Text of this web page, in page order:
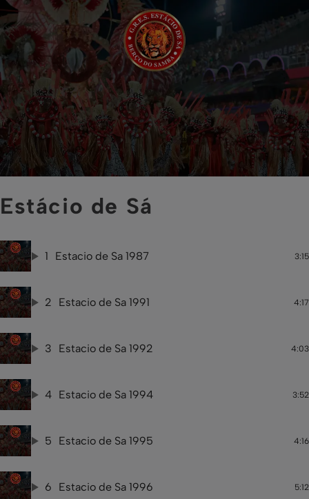
Estácio de Sá
1 Estacio de Sa 1987 3:15
2 Estacio de Sa 1991 4:17
3 Estacio de Sa 1992 4:03
4 Estacio de Sa 1994 3:52
5 Estacio de Sa 1995 4:16
6 Estacio de Sa 1996 5:12